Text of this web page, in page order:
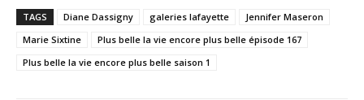
r
g
e
m
TAGS Diane Dassigny galeries lafayette
Jennifer Maseron
Marie Sixtine
Plus belle la vie encore plus belle épisode 167
Plus belle la vie encore plus belle saison 1